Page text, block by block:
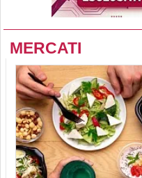
MERCATI